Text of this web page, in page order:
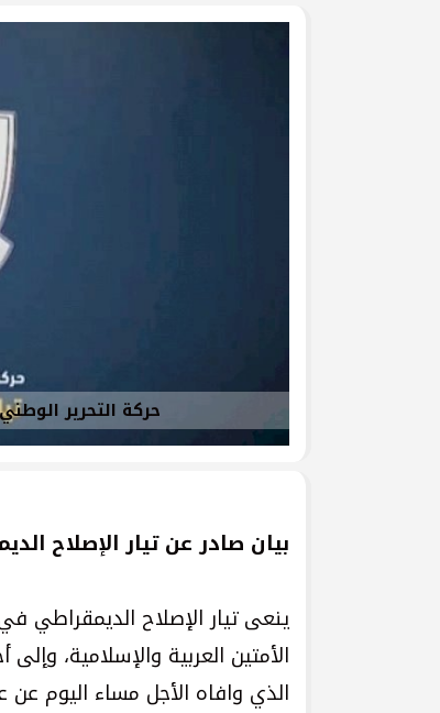
تيار الإصلاح
لتكريم أسر الشهداء
تيار الإصلاح
(العهد والوفاء)
تيار الإصلاح
يوم الأسير
بالصور: تيار
قانون إعدام
حركة التحرير
بيان صادر عن تيار الإصلاح
ينعى تيار الإصلاح الديمقراطي
الأمتين العربية والإسلامية، وإلى
الذي وافاه الأجل مساء اليوم عن عمر